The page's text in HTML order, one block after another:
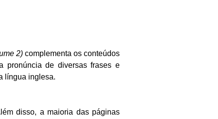
2) complementa os conteúdos
pronúncia de diversas frases e
língua inglesa.
disso, a maioria das páginas